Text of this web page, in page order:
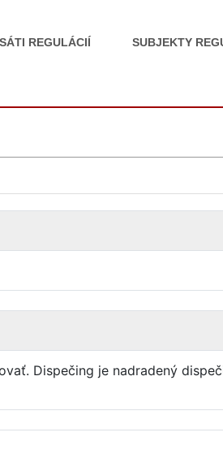
REGULÁCIÍ SUBJEKTY
Dispečing je nadradený